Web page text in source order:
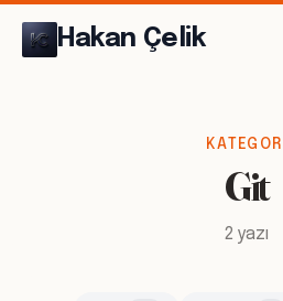
Hakan Çelik
KATEGORI
Git
2 yazı